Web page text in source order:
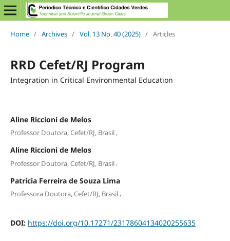
Home / Archives / Vol. 13 No. 40 (2025) / Articles
RRD Cefet/RJ Program
Integration in Critical Environmental Education
Aline Riccioni de Melos
Professor Doutora, Cefet/RJ, Brasil,
Aline Riccioni de Melos
Professor Doutora, Cefet/RJ, Brasil,
Patrícia Ferreira de Souza Lima
Professora Doutora, Cefet/RJ, Brasil,
DOI: https://doi.org/10.17271/23178604134020255635